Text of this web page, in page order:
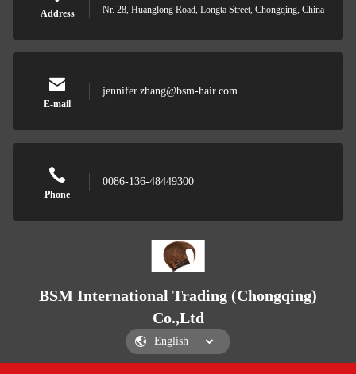
Address
Nr. 28, Huanglong Road, Longta Street, Chongqing, China
E-mail
jennifer.zhang@bsm-hair.com
Phone
0086-136-48449300
BSM International Trading (Chongqing)
Co.,Ltd